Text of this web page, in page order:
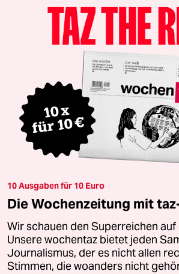
10 Ausgaben für 10 Euro
Die Wochenzeitung mit
Wir schauen den Superreichen auf
Unsere wochentaz bietet jeden
Journalismus, der es nicht allen
Stimmen, die woanders nicht